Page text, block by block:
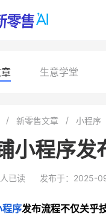
生意学堂
新零售文章 小程序
小程序发
已读 发布于：2025-
程序发布流程不仅关乎